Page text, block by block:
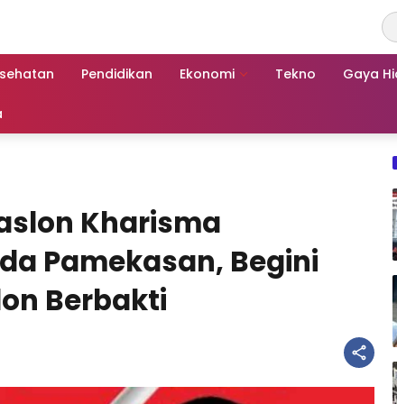
Pendidikan Ekonomi Tekno Gaya
Kharisma
Pamekasan, Begini
Berbakti